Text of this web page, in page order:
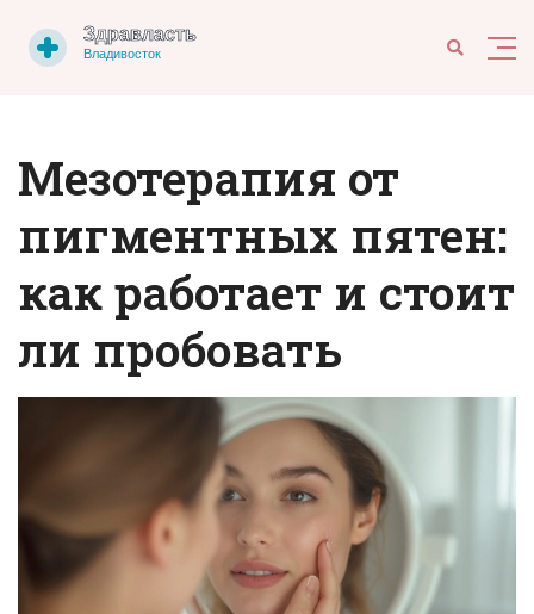
Мезотерапия от
пигментных пятен:
как работает и стоит
ли пробовать